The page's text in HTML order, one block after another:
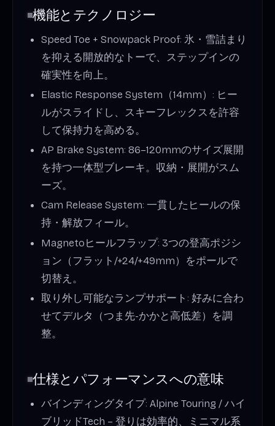
機能とテクノロジー
Speed Toe + Snowpack Proof: 氷・雪詰まり
を抑える開放的なトーで、ステップインの
確実性を向上。
Elastic Response System（14mm）: ヒー
ルがスライドし、スキーフレックスを許容
して保持力を高める。
AP Brake System: 86–120mmのサイズ展開
を持つ一体型ブレーキ。収納・展開がスム
ーズ。
Cam Release System: 一貫したヒールの保
持・解放フィール。
Magnetoヒールフラップ: 3つの登高ポジシ
ョン（フラット/+24/+49mm）をポールで
切替え。
取り外し可能なランプサポート: 好みに合わ
せてデルタ（つま先-かかと高低差）を調
整。
仕様とパフォーマンスへの意味
バインディングタイプ: Alpine Touring / ハイ
ブリッドTech – 登りは効率的、ミニマル系